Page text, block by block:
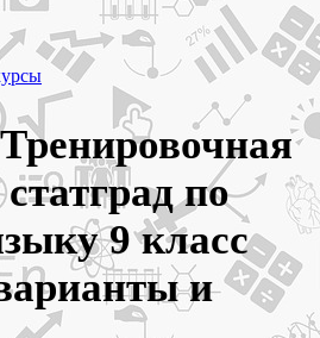
по
9 класс
и